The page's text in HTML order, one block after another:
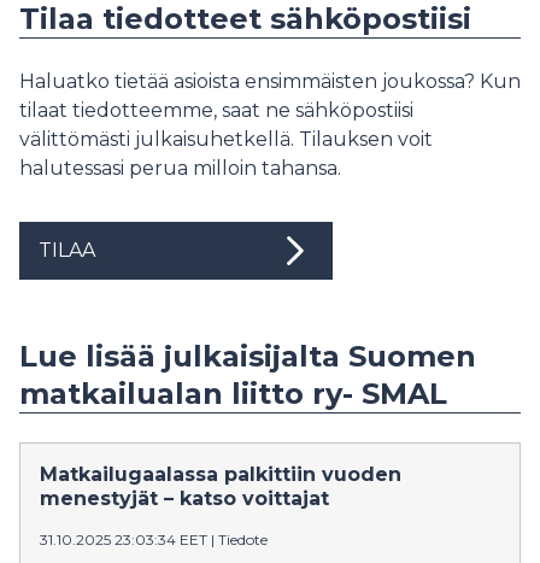
Tilaa tiedotteet sähköpostiisi
Haluatko tietää asioista ensimmäisten joukossa? Kun
tilaat tiedotteemme, saat ne sähköpostiisi
välittömästi julkaisuhetkellä. Tilauksen voit
halutessasi perua milloin tahansa.
TILAA
Lue lisää julkaisijalta Suomen
matkailualan liitto ry- SMAL
Matkailugaalassa palkittiin vuoden
menestyjät – katso voittajat
31.10.2025 23:03:34 EET | Tiedote